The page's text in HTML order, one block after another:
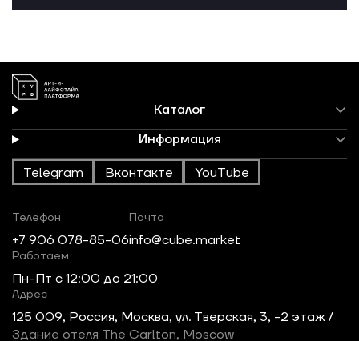
Каталог
Информация
Telegram Вконтакте YouTube
Телефон
+7 906 078-85-06
Почта
info@cube.market
Работаем
Пн-Пт c 12:00 до 21:00
Адрес
125 009, Россия, Москва, ул. Тверская, 3, -2 этаж /
Здание отеля The Carlton, Moscow